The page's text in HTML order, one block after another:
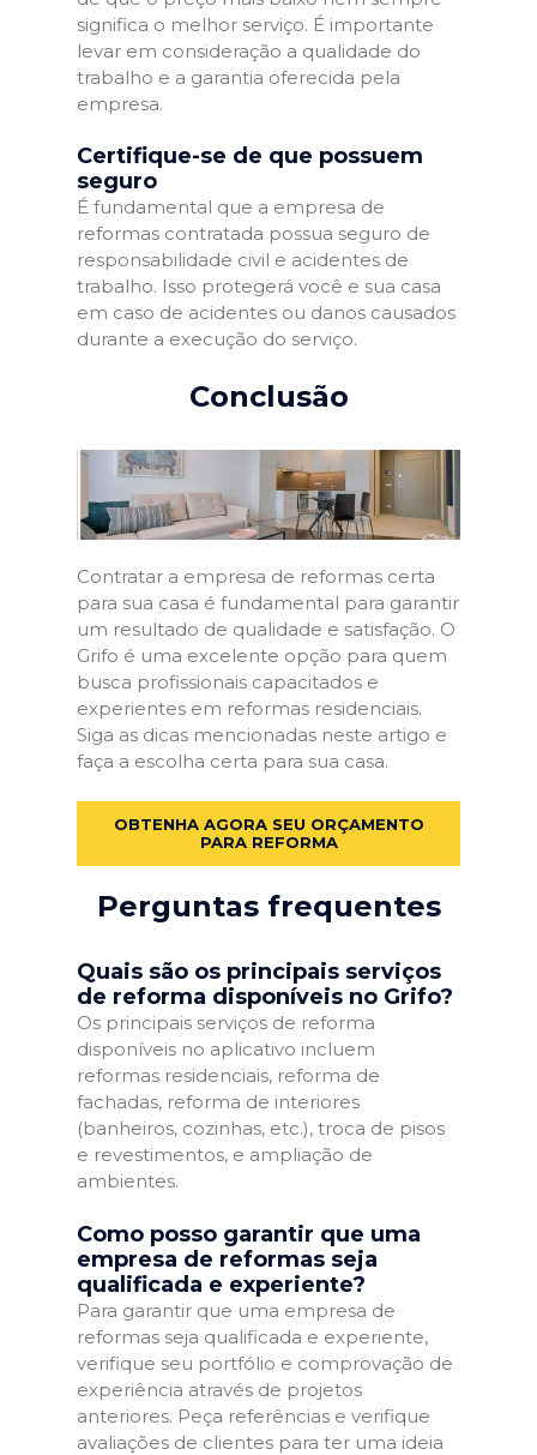
significa o melhor serviço. É importante
levar em consideração a qualidade do
trabalho e a garantia oferecida pela
empresa.
Certifique-se de que possuem
seguro
É fundamental que a empresa de
reformas contratada possua seguro de
responsabilidade civil e acidentes de
trabalho. Isso protegerá você e sua casa
em caso de acidentes ou danos causados
durante a execução do serviço.
Conclusão
Contratar a empresa de reformas certa
para sua casa é fundamental para garantir
um resultado de qualidade e satisfação. O
Grifo é uma excelente opção para quem
busca profissionais capacitados e
experientes em reformas residenciais.
Siga as dicas mencionadas neste artigo e
faça a escolha certa para sua casa.
OBTENHA AGORA SEU ORÇAMENTO
PARA REFORMA
Perguntas frequentes
Quais são os principais serviços
de reforma disponíveis no Grifo?
Os principais serviços de reforma
disponíveis no aplicativo incluem
reformas residenciais, reforma de
fachadas, reforma de interiores
(banheiros, cozinhas, etc.), troca de pisos
e revestimentos, e ampliação de
ambientes.
Como posso garantir que uma
empresa de reformas seja
qualificada e experiente?
Para garantir que uma empresa de
reformas seja qualificada e experiente,
verifique seu portfólio e comprovação de
experiência através de projetos
anteriores. Peça referências e verifique
avaliações de clientes para ter uma ideia